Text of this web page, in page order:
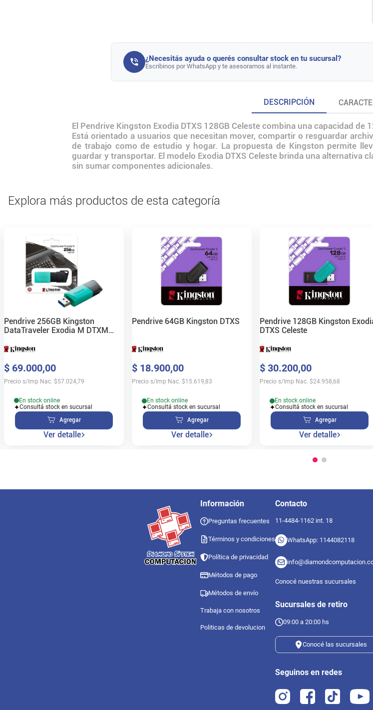
¿Necesitás ayuda o querés consultar stock en tu sucursal?
Escribinos por WhatsApp y te asesoramos al instante.
DESCRIPCIÓN
El Pendrive Kingston Exodia DTXS 128GB Celeste combina una capacidad
Está orientado a usuarios que necesitan mover, compartir o resguardar
de trabajo como de estudio y hogar. La propuesta de Kingston permite
guardar y transportar. El modelo Exodia DTXS Celeste brinda una alternativa
sin sumar componentes adicionales.
Explora más productos de esta categoría
Pendrive 256GB Kingston
DataTraveler Exodia M DTXM
$ 69.000,00
Precio s/Imp Nac. $57.024,79
En stock online
Consultá stock en sucursal
Agregar
Ver detalle
Pendrive 64GB Kingston DTXS
$ 18.900,00
Precio s/Imp Nac. $15.619,83
En stock online
Consultá stock en sucursal
Agregar
Ver detalle
Pendrive 128GB Kingston
DTXS Celeste
$ 30.200,00
Precio s/Imp Nac. $24.958,68
En stock online
Consultá stock en sucursal
Agregar
Ver detalle
Información
Preguntas frecuentes
Términos y condiciones
Política de privacidad
Métodos de pago
Métodos de envío
Trabaja con nosotros
Politicas de devolucion
Contacto
11-4484-1162 int. 18
WhatsApp: 1144082118
Conocé nuestras sucursales
Sucursales de retiro
09:00 a 20:00 hs
Conocé las sucursales
Seguinos en redes